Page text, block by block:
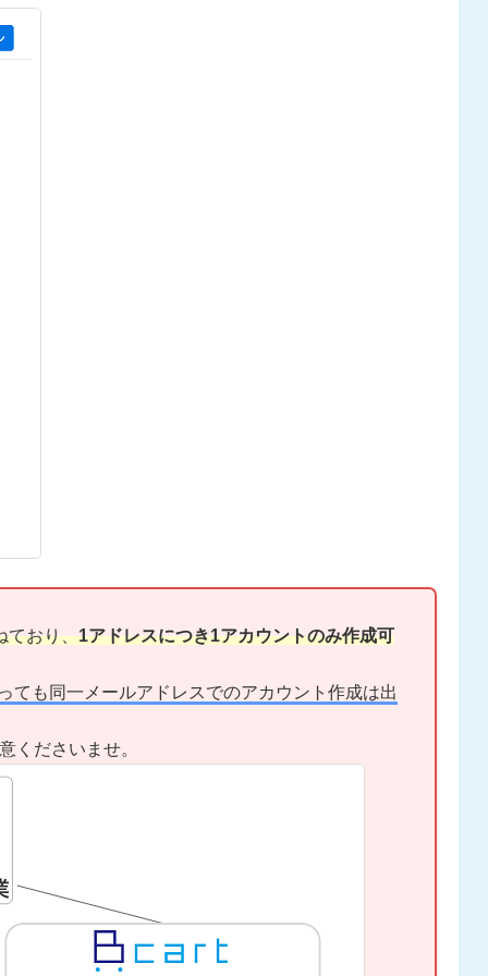
ており、1アドレスにつき1アカウントのみ作成可
ても同一メールアドレスでのアカウント作成は出
くださいませ。